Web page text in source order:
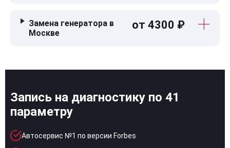
Замена генератора в
Москве
от 4300 ₽
Запись на диагностику по 41
параметру
Автосервис №1 по версии Forbes